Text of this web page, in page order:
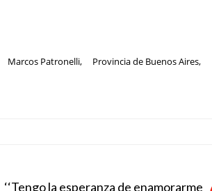
Marcos Patronelli, Provincia de Buenos Aires,
‘‘Tengo la esperanza de enamorarme